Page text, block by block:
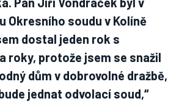
Okresního soudu v Kolíně
dostal jeden rok s
roky, protože jsem se snažil
dům v dobrovolné dražbě,
jednat odvolací soud,“